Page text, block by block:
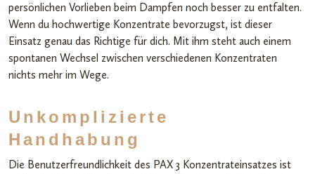
persönlichen Vorlieben beim Dampfen noch besser zu entfalten.
Wenn du hochwertige Konzentrate bevorzugst, ist dieser
Einsatz genau das Richtige für dich. Mit ihm steht auch einem
spontanen Wechsel zwischen verschiedenen Konzentraten
nichts mehr im Wege.
Unkomplizierte
Handhabung
Die Benutzerfreundlichkeit des PAX 3 Konzentrateinsatzes ist